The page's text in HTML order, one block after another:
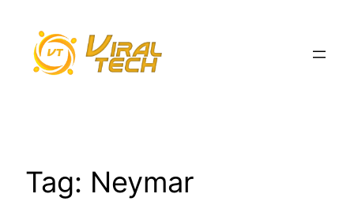
conteúdo
Tag: Neymar